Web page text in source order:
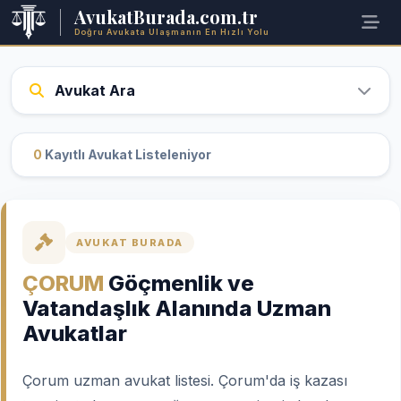
AvukatBurada.com.tr
Doğru Avukata Ulaşmanın En Hızlı Yolu
Avukat Ara
0 Kayıtlı Avukat Listeleniyor
AVUKAT BURADA
ÇORUM Göçmenlik ve
Vatandaşlık Alanında Uzman
Avukatlar
Çorum uzman avukat listesi. Çorum'da iş kazası